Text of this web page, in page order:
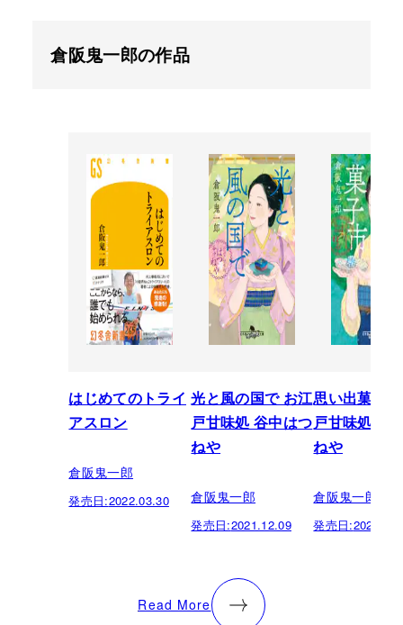
倉阪鬼一郎の作品
はじめてのトライ
アスロン
倉阪鬼一郎
発売日:2022.03.30
光と風の国で お江
戸甘味処 谷中はつ
ねや
倉阪鬼一郎
発売日:2021.12.09
思い出菓子
戸甘味処 谷
ねや
倉阪鬼一郎
発売日:
Read More